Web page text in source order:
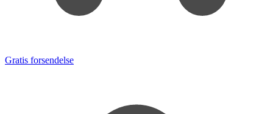
Gratis forsendelse